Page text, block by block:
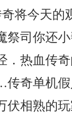
将今天的
祭司你还
．热血传
奇单机假
伏相熟的